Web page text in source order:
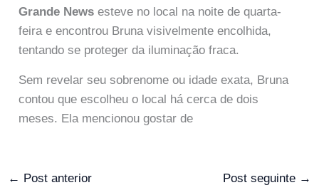
Grande News esteve no local na noite de quarta-
feira e encontrou Bruna visivelmente encolhida,
tentando se proteger da iluminação fraca.
Sem revelar seu sobrenome ou idade exata, Bruna
contou que escolheu o local há cerca de dois
meses. Ela mencionou gostar de
← Post anterior Post seguinte →